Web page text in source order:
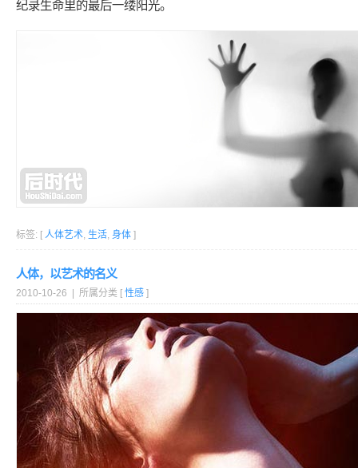
纪录生命里的最后一缕阳光。
标签: [ 人体艺术, 生活, 身体 ]
人体，以艺术的名义
2010-10-26 | 所属分类 [ 性感 ]